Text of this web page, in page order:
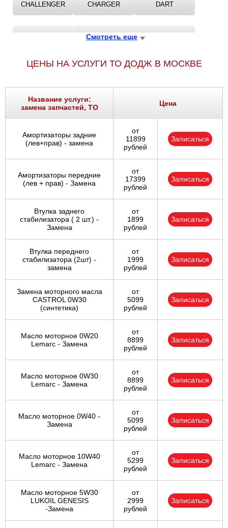
Санкт-Петербург
Саратов
Солнцево
Сочи
Сургут
Тольятти
Тула
Тюмень
Чебоксары
Челябинск
Череповец
Ярославль
CHALLENGER CHARGER DART
GRAND
JOURNEY MAGNUM NEON
NITRO STRATUS
VIPER
Смотреть еще
ЦЕНЫ НА УСЛУГИ ТО ДОДЖ В МОСКВЕ
Название услуги:
замена запчастей, ТО
Цена
Амортизаторы задние
(лев+прав) - замена
от
11899
рублей
Записаться
Амортизаторы передние
(лев + прав) - Замена
от
17399
рублей
Записаться
Втулка заднего
стабилизатора ( 2 шт.) -
Замена
от
1899
рублей
Записаться
Втулка переднего
стабилизатора (2шт) -
замена
от
1999
рублей
Записаться
Замена моторного масла
CASTROL 0W30
(синтетика)
от
5099
рублей
Записаться
Масло моторное 0W20
Lemarc - Замена
от
8899
рублей
Записаться
Масло моторное 0W30
Lemarc - Замена
от
8899
рублей
Записаться
Масло моторное 0W40 -
Замена
от
5099
рублей
Записаться
Масло моторное 10W40
Lemarc - Замена
от
5299
рублей
Записаться
Масло моторное 5W30
LUKOIL GENESIS
-Замена
от
2999
рублей
Записаться